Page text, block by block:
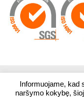
© 2026. Visos
Informuojame, kad
naršymo kokybę,